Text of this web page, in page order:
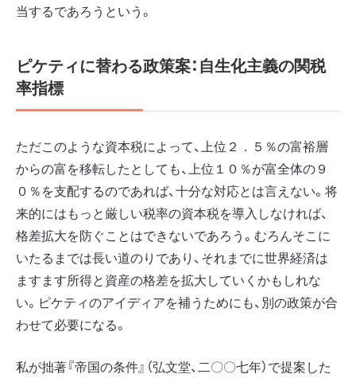
当するであろうという。
ピケティに替わる政策案：自生化主義の関税
率指標
ただこのような資本税によって、上位２．５％の富裕層
からの富を移転したとしても、上位１０％が富全体の９
０％を支配するのであれば、十分な対応とは言えない。将
来的にはもっと厳しい税率の資本税を導入しなければ、
格差拡大を防ぐことはできないであろう。むろんそこに
いたるまでは長い道のりであり、それまでに世界経済は
ますます所得と資産の格差を拡大していくかもしれな
い。ピケティのアイディアを補うためにも、別の政策が合
わせて必要になる。
私が拙著『帝国の条件』（弘文堂、二〇〇七年）で提案した